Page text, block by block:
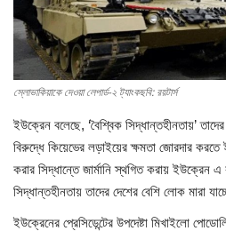
চাকরি
বিনোদন
দেশজুড়ে
Gallery
অন্যান্য
স্লোভাকিয়াকে দেওয়া লেপার্ড-২ ট্যাংকছবি: রয়টার্স
ইউক্রেন বলেছে, ‘বৈশ্বিক সিদ্ধান্তহীনতায়’ তাদের
বিরুদ্ধে কিয়েভের লড়াইয়ের ক্ষমতা জোরদার করতে
করার সিদ্ধান্তে জার্মানি স্থগিত করায়
সিদ্ধান্তহীনতায় তাদের দেশের বেশি লোক মারা
ইউক্রেনের প্রেসিডেন্টের উপদেষ্টা মিখাইলো